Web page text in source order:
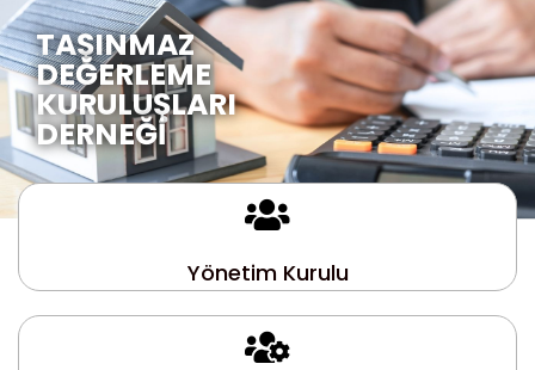
TAŞINMAZ
DEĞERLEME
KURULUŞLARI
DERNEĞİ
Yönetim Kurulu